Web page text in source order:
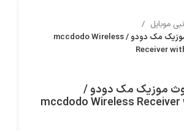
موبایل
گیرنده بلوتوث موزیک مک دودو / mccdodo Wireless
Receiver
موزیک مک دودو /
mccdodo Wireless Receiver